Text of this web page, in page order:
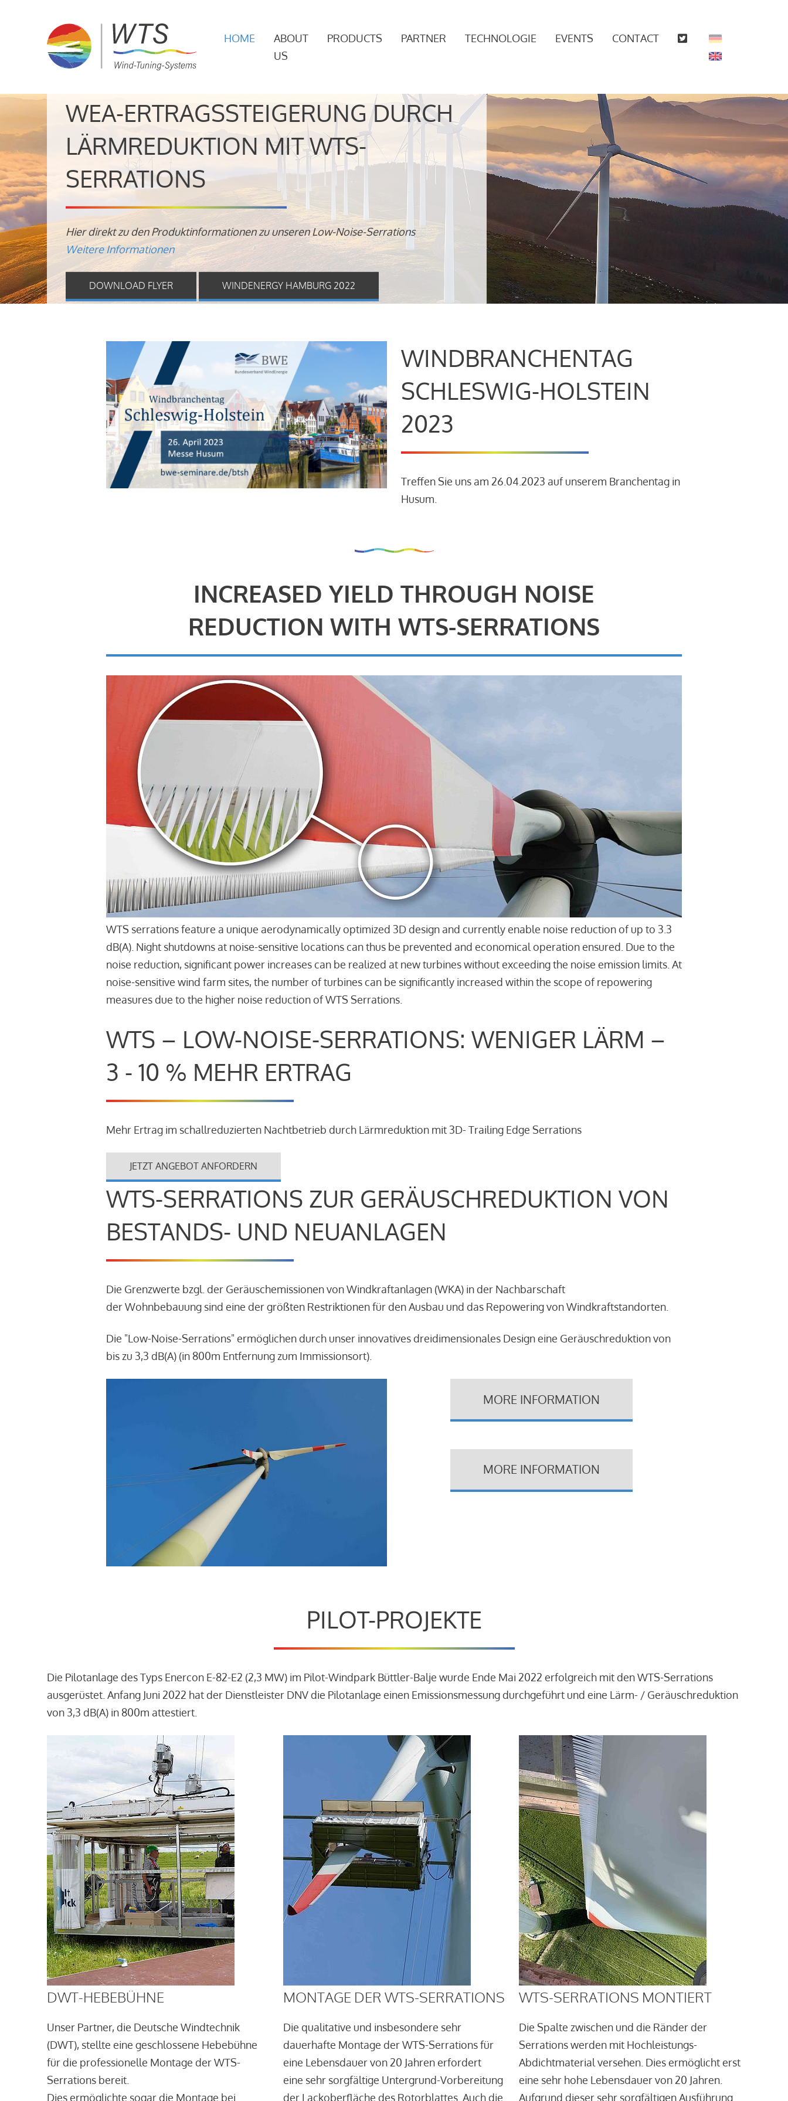
HOME
ABOUT
US
PRODUCTS PARTNER TECHNOLOGIE EVENTS CONTACT
WEA-ERTRAGSSTEIGERUNG DURCH
LÄRMREDUKTION MIT WTS-
SERRATIONS
Hier direkt zu den Produktinformationen zu unseren Low-Noise-Serrations
Weitere Informationen
DOWNLOAD FLYER WINDENERGY HAMBURG 2022
WINDBRANCHENTAG
SCHLESWIG-HOLSTEIN
2023
Treffen Sie uns am 26.04.2023 auf unserem Branchentag in
Husum.
INCREASED YIELD THROUGH NOISE
REDUCTION WITH WTS-SERRATIONS
WTS serrations feature a unique aerodynamically optimized 3D design and currently enable noise reduction of up to 3.3
dB(A). Night shutdowns at noise-sensitive locations can thus be prevented and economical operation ensured. Due to the
noise reduction, significant power increases can be realized at new turbines without exceeding the noise emission limits. At
noise-sensitive wind farm sites, the number of turbines can be significantly increased within the scope of repowering
measures due to the higher noise reduction of WTS Serrations.
WTS – LOW-NOISE-SERRATIONS: WENIGER LÄRM –
3 - 10 % MEHR ERTRAG
Mehr Ertrag im schallreduzierten Nachtbetrieb durch Lärmreduktion mit 3D- Trailing Edge Serrations
JETZT ANGEBOT ANFORDERN
WTS-SERRATIONS ZUR GERÄUSCHREDUKTION VON
BESTANDS- UND NEUANLAGEN
Die Grenzwerte bzgl. der Geräuschemissionen von Windkraftanlagen (WKA) in der Nachbarschaft
der Wohnbebauung sind eine der größten Restriktionen für den Ausbau und das Repowering von Windkraftstandorten.
Die "Low-Noise-Serrations" ermöglichen durch unser innovatives dreidimensionales Design eine Geräuschreduktion von
bis zu 3,3 dB(A) (in 800m Entfernung zum Immissionsort).
MORE INFORMATION
MORE INFORMATION
PILOT-PROJEKTE
Die Pilotanlage des Typs Enercon E-82-E2 (2,3 MW) im Pilot-Windpark Büttler-Balje wurde Ende Mai 2022 erfolgreich mit den WTS-Serrations
ausgerüstet. Anfang Juni 2022 hat der Dienstleister DNV die Pilotanlage einen Emissionsmessung durchgeführt und eine Lärm- / Geräuschreduktion
von 3,3 dB(A) in 800m attestiert.
DWT-HEBEBÜHNE
Unser Partner, die Deutsche Windtechnik
(DWT), stellte eine geschlossene Hebebühne
für die professionelle Montage der WTS-
Serrations bereit.
Dies ermöglichte sogar die Montage bei
MONTAGE DER WTS-SERRATIONS
Die qualitative und insbesondere sehr
dauerhafte Montage der WTS-Serrations für
eine Lebensdauer von 20 Jahren erfordert
eine sehr sorgfältige Untergrund-Vorbereitung
der Lackoberfläche des Rotorblattes. Auch die
WTS-SERRATIONS MONTIERT
Die Spalte zwischen und die Ränder der
Serrations werden mit Hochleistungs-
Abdichtmaterial versehen. Dies ermöglicht erst
eine sehr hohe Lebensdauer von 20 Jahren.
Aufgrund dieser sehr sorgfältigen Ausführung